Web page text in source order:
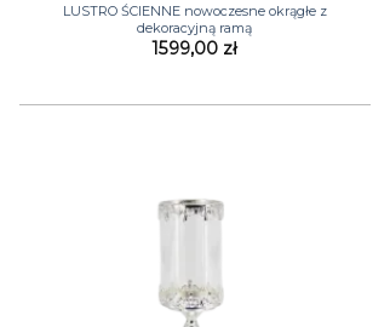
LUSTRO ŚCIENNE nowoczesne okrągłe z
dekoracyjną ramą
1599,00 zł